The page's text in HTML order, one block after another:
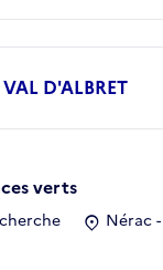
D'ALBRET
verts
Nérac